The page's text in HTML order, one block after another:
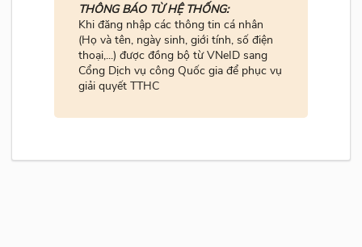
THÔNG BÁO TỪ HỆ THỐNG:
Khi đăng nhập các thông tin cá nhân
(Họ và tên, ngày sinh, giới tính, số điện
thoại,...) được đồng bộ từ VNeID sang
Cổng Dịch vụ công Quốc gia để phục vụ
giải quyết TTHC